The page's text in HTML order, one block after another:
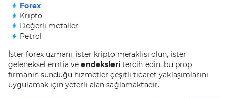
Forex
Kripto
Değerli metaller
Petrol
İster forex uzmanı, ister kripto meraklısı olun, ister
geleneksel emtia ve endeksleri tercih edin, bu prop
firmanın sunduğu hizmetler çeşitli ticaret yaklaşımlarını
uygulamak için yeterli alan sağlamaktadır.